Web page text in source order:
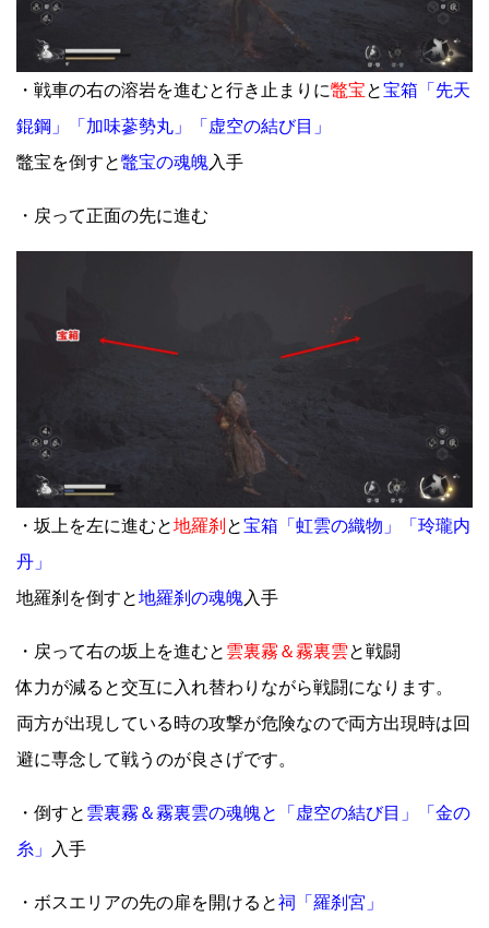
・戦車の右の溶岩を進むと行き止まりに鼈宝と宝箱「先天
錕鋼」「加味蔘勢丸」「虚空の結び目」
鼈宝を倒すと鼈宝の魂魄入手
・戻って正面の先に進む
・坂上を左に進むと地羅刹 と宝箱「虹雲の織物」「玲瓏内
丹」
地羅刹を倒すと地羅刹の魂魄入手
・戻って右の坂上を進むと 雲裏霧＆霧裏雲と戦闘
体力が減ると交互に入れ替わりながら戦闘になります。
両方が出現している時の攻撃が危険なので両方出現時は回
避に専念して戦うのが良さげです。
・倒すと 雲裏霧＆霧裏雲の魂魄と「虚空の結び目」「金の
糸」
入手
・ボスエリアの先の扉を開けると祠「羅刹宮」